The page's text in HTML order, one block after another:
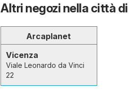
Altri negozi nella città
Arcaplanet
Vicenza
Viale Leonardo da Vinci
22